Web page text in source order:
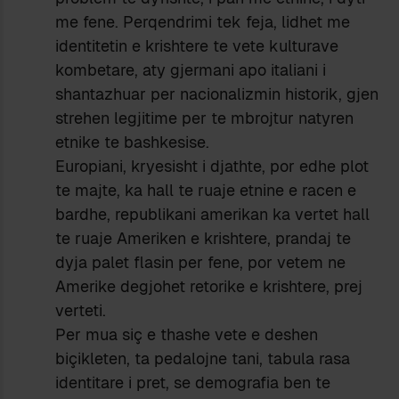
me fene. Perqendrimi tek feja, lidhet me
identitetin e krishtere te vete kulturave
kombetare, aty gjermani apo italiani i
shantazhuar per nacionalizmin historik, gjen
strehen legjitime per te mbrojtur natyren
etnike te bashkesise.
Europiani, kryesisht i djathte, por edhe plot
te majte, ka hall te ruaje etnine e racen e
bardhe, republikani amerikan ka vertet hall
te ruaje Ameriken e krishtere, prandaj te
dyja palet flasin per fene, por vetem ne
Amerike degjohet retorike e krishtere, prej
verteti.
Per mua siç e thashe vete e deshen
biçikleten, ta pedalojne tani, tabula rasa
identitare i pret, se demografia ben te